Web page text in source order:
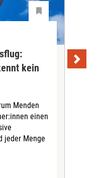
kein
Menden
einen
jeder Menge